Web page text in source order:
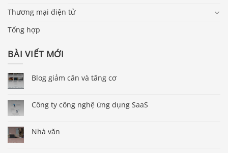
Thương mại điện tử
Tổng hợp
BÀI VIẾT MỚI
Blog giảm cân và tăng cơ
Công ty công nghệ ứng dụng SaaS
Nhà văn